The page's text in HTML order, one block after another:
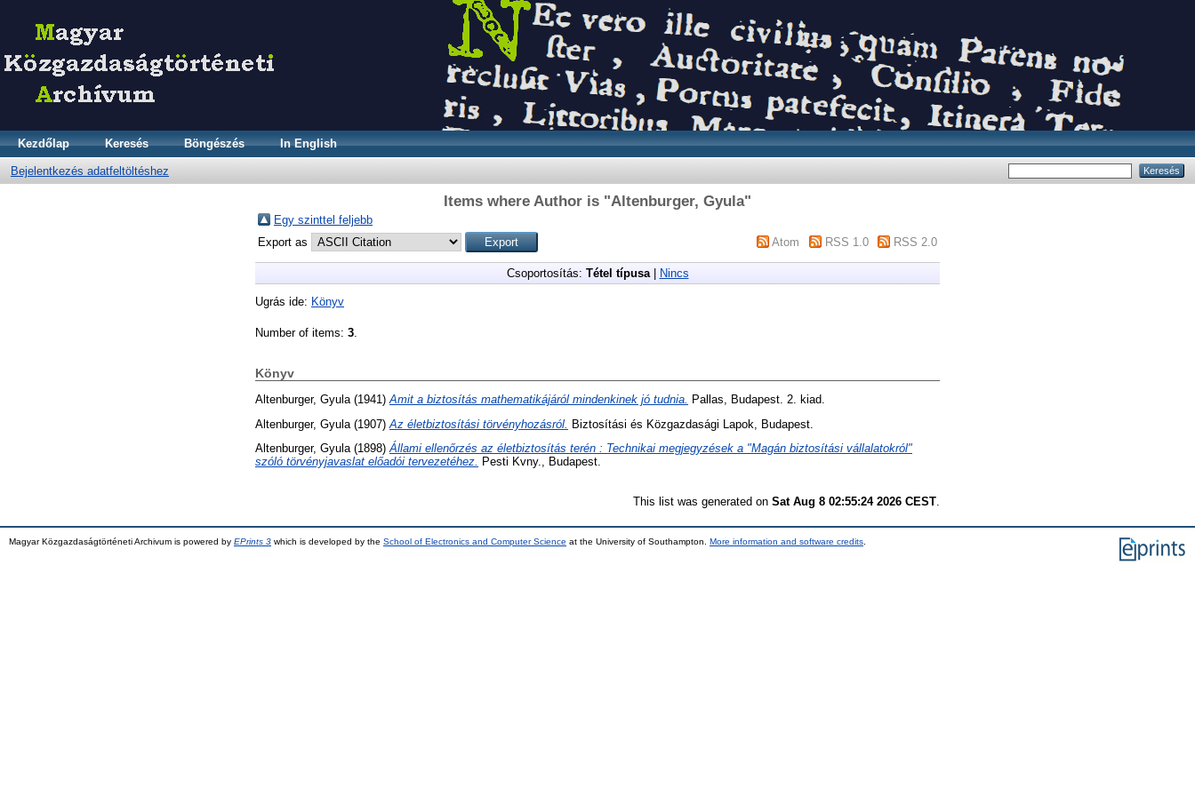
Kezdőlap Keresés Böngészés In English
Bejelentkezés adatfeltöltéshez
Items where Author is "Altenburger, Gyula"
Egy szinttel feljebb
Export as
Atom RSS 1.0 RSS 2.0
Csoportosítás: Tétel típusa| Nincs
Ugrás ide: Könyv
Number of items: 3.
Könyv
Altenburger, Gyula (1941) Amit a biztosítás mathematikájáról mindenkinek jó tudnia.
Pallas, Budapest. 2. kiad.
Altenburger, Gyula (1907) Az életbiztosítási törvényhozásról. Biztosítási és Közgazdasági Lapok, Budapest.
Altenburger, Gyula(1898)Állami ellenőrzés az életbiztosítás terén : Technikai megjegyzések a "Magán biztosítási vállalatokról"
szóló törvényjavaslat előadói tervezetéhez. Pesti Kvny., Budapest.
This list was generated on Sat Aug 8 02:55:24 2026 CEST.
Magyar Közgazdaságtörténeti Archivum is powered by EPrints 3 which is developed by the School of Electronics and Computer Science at the University of Southampton. More information and software credits.